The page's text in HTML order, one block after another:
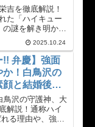
然高校の未
吉を徹底解説！
た「ハイキュー
の謎を解き明か
影山との交流や
1号」との関係を
が名付けた「ハ
ー2号」はその後
鹿谷の全情報をま
。
2025.10.24
!! 弁慶】強面
か！白鳥沢の
顔と結婚後の
鳥沢の守護神、大
解説！通称ハイ
る理由や、強面